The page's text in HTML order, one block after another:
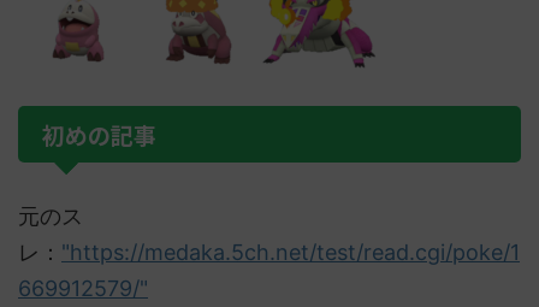
初めの記事
元のス
レ： "https://medaka.5ch.net/test/read.cgi/poke/1
669912579/"